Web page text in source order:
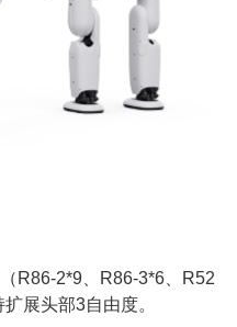
R86-2*9、R86-3*6、R52
展头部3自由度。